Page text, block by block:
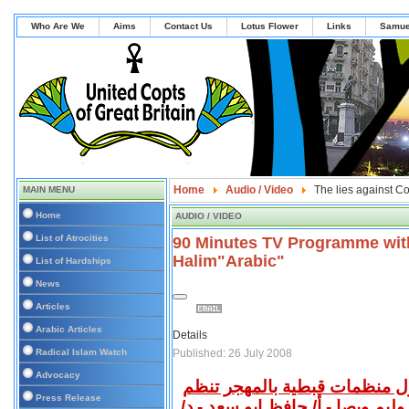
Who Are We Aims Contact Us Lotus Flower Links
MAIN MENU
Home
List of Atrocities
List of Hardships
News
Articles
Arabic Articles
Radical Islam Watch
Advocacy
Press Release
Home Audio / Video The lies against
AUDIO / VIDEO
90 Minutes TV Programme
Halim"Arabic"
Details
Published: 26 July 2008
حول منظمات قبطية بالمهجر تنظم